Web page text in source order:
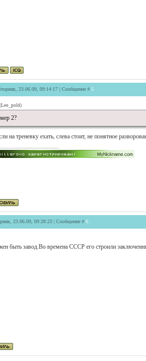
23.06.09, 09:14:17 | Сообщение # 5
(Leo_pold)
2?
на треневку ехать, слева стоит, не понятное
23.06.09, 09:28:23 | Сообщение # 6
быть завод.Во времена СССР его строили